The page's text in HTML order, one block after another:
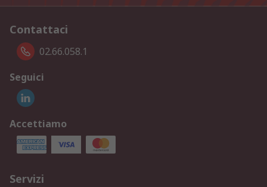
Contattaci
02.66.058.1
Seguici
Accettiamo
Servizi